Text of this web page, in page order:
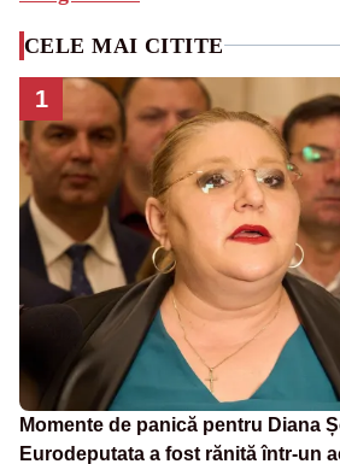
CELE MAI CITITE
1
Momente de panică pentru Diana
Eurodeputata a fost rănită într-un